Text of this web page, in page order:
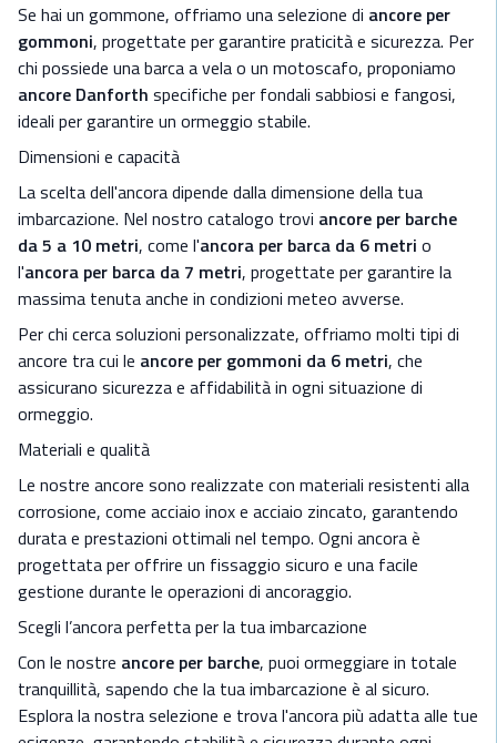
Se hai un gommone, offriamo una selezione di ancore per
gommoni, progettate per garantire praticità e sicurezza. Per
chi possiede una barca a vela o un motoscafo, proponiamo
ancore Danforth specifiche per fondali sabbiosi e fangosi,
ideali per garantire un ormeggio stabile.
Dimensioni e capacità
La scelta dell'ancora dipende dalla dimensione della tua
imbarcazione. Nel nostro catalogo trovi ancore per barche
da 5 a 10 metri, come l'ancora per barca da 6 metri o
l'ancora per barca da 7 metri, progettate per garantire la
massima tenuta anche in condizioni meteo avverse.
Per chi cerca soluzioni personalizzate, offriamo molti tipi di
ancore tra cui le ancore per gommoni da 6 metri, che
assicurano sicurezza e affidabilità in ogni situazione di
ormeggio.
Materiali e qualità
Le nostre ancore sono realizzate con materiali resistenti alla
corrosione, come acciaio inox e acciaio zincato, garantendo
durata e prestazioni ottimali nel tempo. Ogni ancora è
progettata per offrire un fissaggio sicuro e una facile
gestione durante le operazioni di ancoraggio.
Scegli l’ancora perfetta per la tua imbarcazione
Con le nostre ancore per barche, puoi ormeggiare in totale
tranquillità, sapendo che la tua imbarcazione è al sicuro.
Esplora la nostra selezione e trova l'ancora più adatta alle tue